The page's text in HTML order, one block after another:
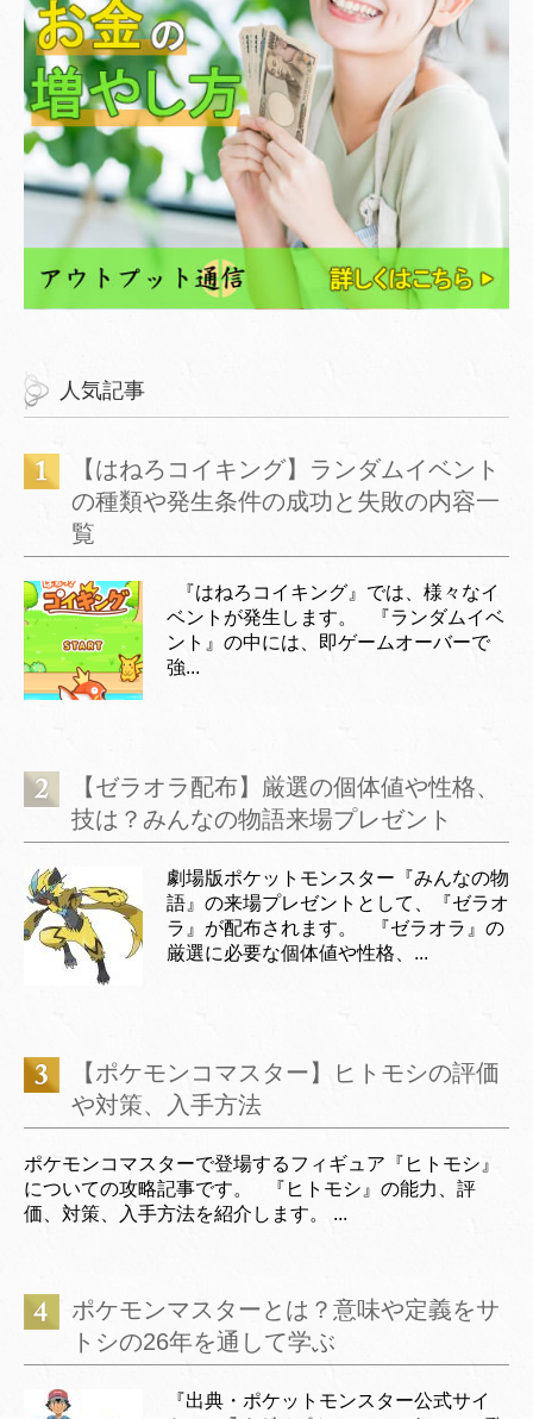
人気記事
【はねろコイキング】ランダムイベント
の種類や発生条件の成功と失敗の内容一
覧
『はねろコイキング』では、様々なイ
ベントが発生します。 『ランダムイベ
ント』の中には、即ゲームオーバーで
強...
【ゼラオラ配布】厳選の個体値や性格、
技は？みんなの物語来場プレゼント
劇場版ポケットモンスター『みんなの物
語』の来場プレゼントとして、『ゼラオ
ラ』が配布されます。 『ゼラオラ』の
厳選に必要な個体値や性格、...
【ポケモンコマスター】ヒトモシの評価
や対策、入手方法
ポケモンコマスターで登場するフィギュア『ヒトモシ』
についての攻略記事です。 『ヒトモシ』の能力、評
価、対策、入手方法を紹介します。 ...
ポケモンマスターとは？意味や定義をサ
トシの26年を通して学ぶ
『出典・ポケットモンスター公式サイ